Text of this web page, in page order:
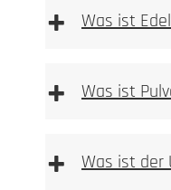
+ Was ist
stark
+ Was ist
+ Was ist der